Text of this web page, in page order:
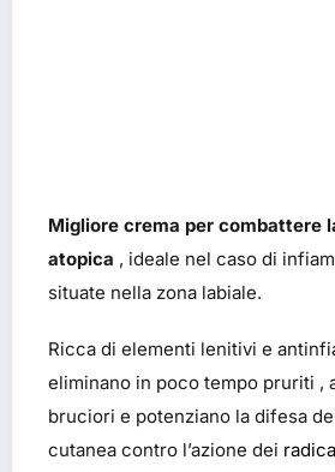
Migliore crema per combattere
atopica , ideale nel caso di
situate nella zona labiale.
Ricca di elementi lenitivi e
eliminano in poco tempo pruriti ,
bruciori e potenziano la difesa
cutanea contro l’azione dei